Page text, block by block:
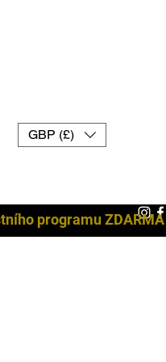
GBP (£)
programu ZDARMA